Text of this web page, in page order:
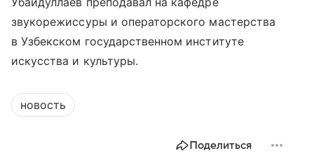
звукорежиссуры и операторского мастерства
в Узбекском государственном институте
искусства и культуры.
новость
Поделиться